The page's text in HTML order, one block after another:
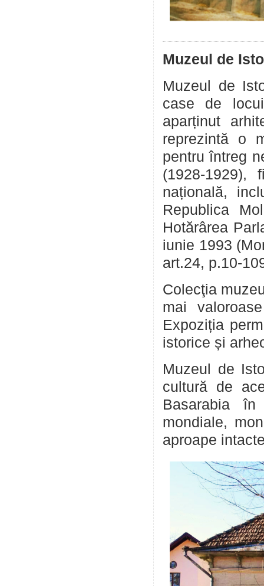
Muzeul de
Muzeul de
case de
aparținut
reprezintă o
pentru întreg
(1928-1929),
națională,
Republica
Hotărârea
iunie 1993
art.24, p.10-
Colecţia
mai
Expoziția
istorice și
Muzeul de
cultură de
Basarabia
mondiale,
aproape